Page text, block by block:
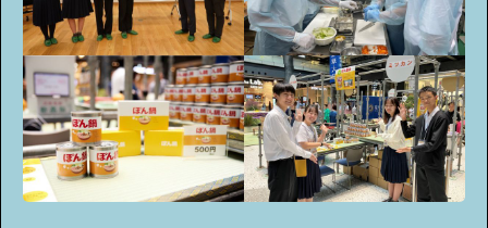
特集・連載 社会体験
アンケート プレゼント